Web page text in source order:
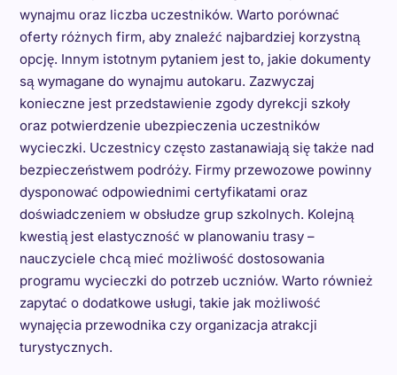
wynajmu oraz liczba uczestników. Warto porównać
oferty różnych firm, aby znaleźć najbardziej korzystną
opcję. Innym istotnym pytaniem jest to, jakie dokumenty
są wymagane do wynajmu autokaru. Zazwyczaj
konieczne jest przedstawienie zgody dyrekcji szkoły
oraz potwierdzenie ubezpieczenia uczestników
wycieczki. Uczestnicy często zastanawiają się także nad
bezpieczeństwem podróży. Firmy przewozowe powinny
dysponować odpowiednimi certyfikatami oraz
doświadczeniem w obsłudze grup szkolnych. Kolejną
kwestią jest elastyczność w planowaniu trasy –
nauczyciele chcą mieć możliwość dostosowania
programu wycieczki do potrzeb uczniów. Warto również
zapytać o dodatkowe usługi, takie jak możliwość
wynajęcia przewodnika czy organizacja atrakcji
turystycznych.